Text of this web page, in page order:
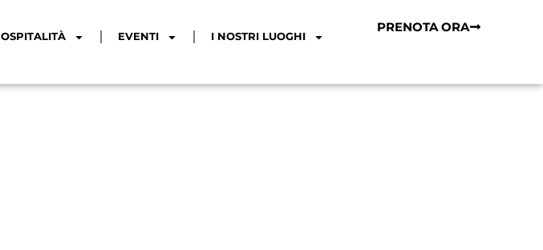
OSPITALITÀ EVENTI I NOSTRI LUOGHI
PRENOTA ORA